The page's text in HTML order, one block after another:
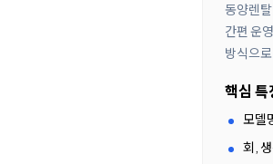
동양렌
간편 운
방식으
핵심 특
모델
회,